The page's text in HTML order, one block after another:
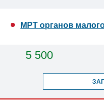
МРТ органов
5 500